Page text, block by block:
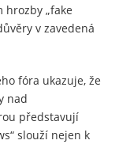
„fake
v zavedená
fóra ukazuje, že
nad
představují
slouží nejen k